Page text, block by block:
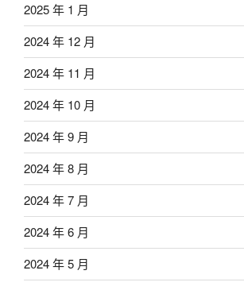
2025 年 1 月
2024 年 12 月
2024 年 11 月
2024 年 10 月
2024 年 9 月
2024 年 8 月
2024 年 7 月
2024 年 6 月
2024 年 5 月